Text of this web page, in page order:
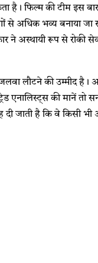
है। फिल्म की टीम इस
से अधिक भव्य बनाया
ने अस्थायी रूप से रोकी
लौटने की उम्मीद है।
एनालिस्ट्स की मानें तो
दी जाती है कि वे किसी